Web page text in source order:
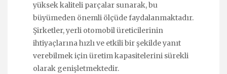
yüksek kaliteli parçalar sunarak, bu
büyümeden önemli ölçüde faydalanmaktadır.
Şirketler, yerli otomobil üreticilerinin
ihtiyaçlarına hızlı ve etkili bir şekilde yanıt
verebilmek için üretim kapasitelerini sürekli
olarak genişletmektedir.